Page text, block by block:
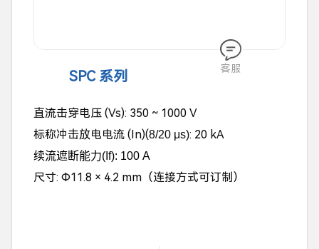
SPC 系列
直流击穿电压 (Vs): 350 ~ 1000 V
标称冲击放电电流 (In)(8/20 μs): 20 kA
续流遮断能力(If): 100 A
尺寸: Φ11.8 × 4.2 mm （连接方式可订制）
客服